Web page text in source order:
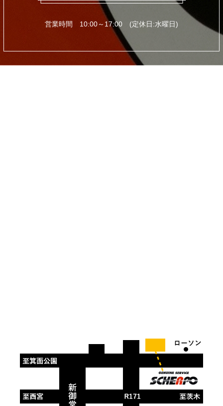
営業時間 10:00～17:00 (定休日:水曜日)